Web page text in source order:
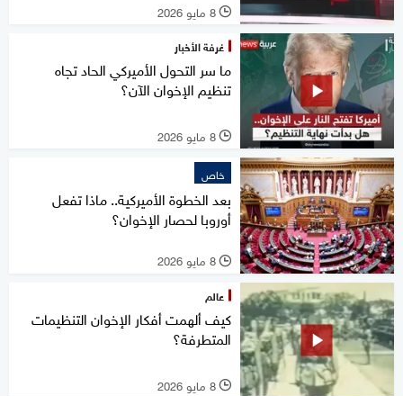
l 8 مايو 2026
غرفة الأخبار
ما سر التحول الأميركي الحاد تجاه
تنظيم الإخوان الآن؟
l 8 مايو 2026
خاص
بعد الخطوة الأميركية.. ماذا تفعل
أوروبا لحصار الإخوان؟
l 8 مايو 2026
عالم
كيف ألهمت أفكار الإخوان التنظيمات
المتطرفة؟
l 8 مايو 2026